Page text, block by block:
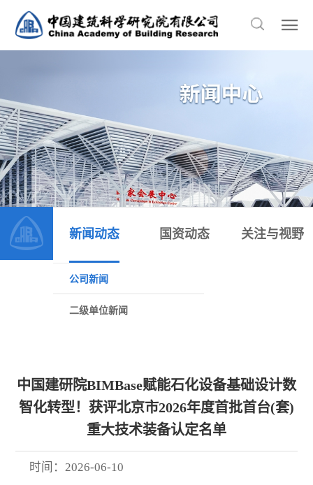
新闻动态
公司新闻
二级单位新闻
国资动态 关注与视野
中国建研院BIMBase赋能石化设备基础设计数
智化转型！获评北京市2026年度首批首台(套)
重大技术装备认定名单
时间： 2026-06-10